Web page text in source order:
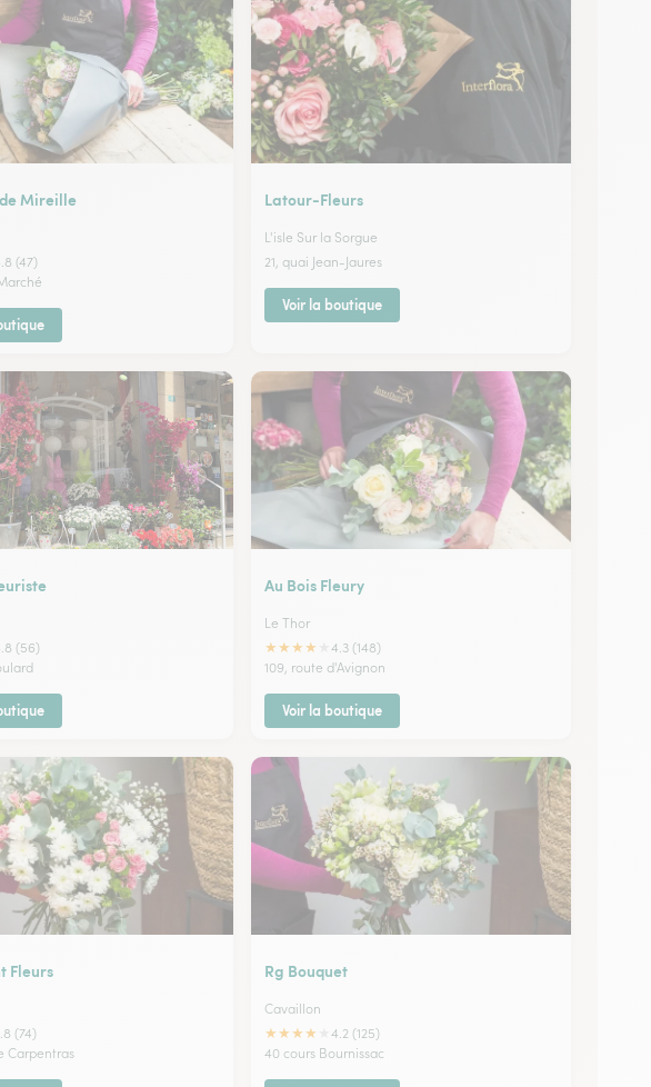
Mireille
(47)
Latour-Fleurs
L'isle Sur la Sorgue
21, quai Jean-Jaures
Voir la boutique
(56)
Au Bois Fleury
Le Thor
★★★★
4.3 (148)
109, route d'Avignon
Voir la boutique
Fleurs
(74)
Carpentras
Rg Bouquet
Cavaillon
★★★★
4.2 (125)
40 cours Bournissac